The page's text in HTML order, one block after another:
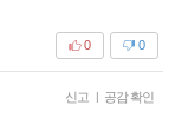
0
0
신고 | 공감 확인